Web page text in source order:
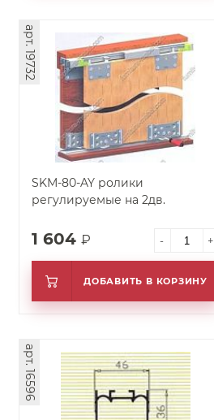
SKM-80-AY ролики
регулируемые на 2дв.
арт. 19732
1 604 ₽ - +
ДОБАВИТЬ В КОРЗИНУ
арт. 16596